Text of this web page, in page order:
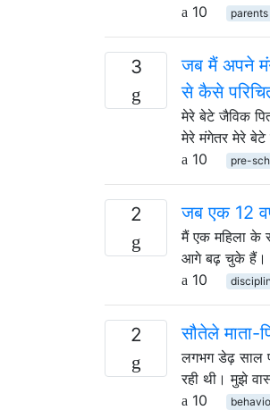
10
parents
3
जब मैं अपने
से कैसे
मेरे बेटे जैविक
मेरे मंगेतर मेरे
10
pre-
2 जब एक 12
मैं एक महिला के
आगे बढ़ चुके हैं।
10
2 सौतेले माता-
लगभग डेढ़ साल
रही थी। मुझे
10